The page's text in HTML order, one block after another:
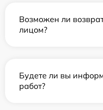
Возможен ли
лицом?
Будете ли вы
работ?